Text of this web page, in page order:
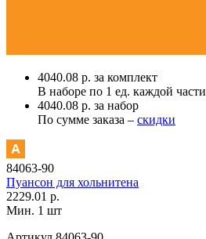
4040.08 р. за комплект
В наборе по 1 ед. каждой части
4040.08 р. за набор
По сумме заказа – скидки
84063-90
Пуансон для хольнитена
2229.01 р.
Мин. 1 шт